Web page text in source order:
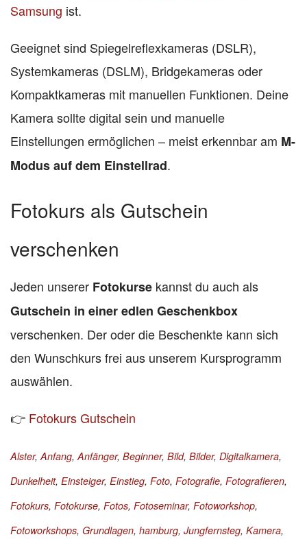
Samsung ist.
Geeignet sind Spiegelreflexkameras (DSLR),
Systemkameras (DSLM), Bridgekameras oder
Kompaktkameras mit manuellen Funktionen. Deine
Kamera sollte digital sein und manuelle
Einstellungen ermöglichen – meist erkennbar am M-
Modus auf dem Einstellrad.
Fotokurs als Gutschein
verschenken
Jeden unserer Fotokurse kannst du auch als
Gutschein in einer edlen Geschenkbox
verschenken. Der oder die Beschenkte kann sich
den Wunschkurs frei aus unserem Kursprogramm
auswählen.
👉 Fotokurs Gutschein
Alster, Anfang, Anfänger, Beginner, Bild, Bilder, Digitalkamera,
Dunkelheit, Einsteiger, Einstieg, Foto, Fotografie, Fotografieren,
Fotokurs, Fotokurse, Fotos, Fotoseminar, Fotoworkshop,
Fotoworkshops, Grundlagen, hamburg, Jungfernsteg, Kamera,